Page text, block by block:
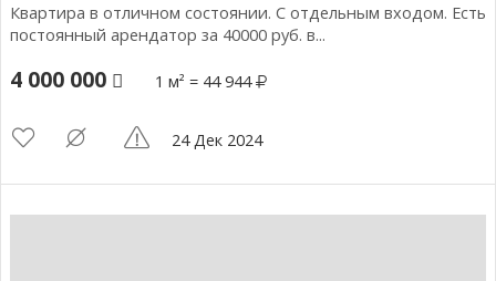
Квартира в отличном состоянии. С отдельным входом. Есть
постоянный арендатор за 40000 руб. в...
4 000 000 1 м² = 44 944
24 Дек 2024